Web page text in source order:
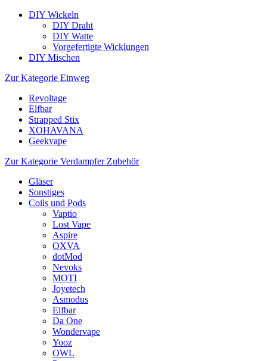
DIY Wickeln
DIY Draht
DIY Watte
Vorgefertigte Wicklungen
DIY Mischen
Zur Kategorie Einweg
Revoltage
Elfbar
Strapped Stix
XOHAVANA
Geekvape
Zur Kategorie Verdampfer Zubehör
Gläser
Sonstiges
Coils und Pods
Vaptio
Lost Vape
Aspire
OXVA
dotMod
Nevoks
MOTI
Joyetech
Asmodus
Elfbar
Da One
Wondervape
Yooz
OWL